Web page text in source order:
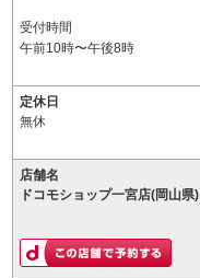
受付時間
午前10時〜午後8時
定休日
無休
店舗名
ドコモショップ一宮店(岡山県)